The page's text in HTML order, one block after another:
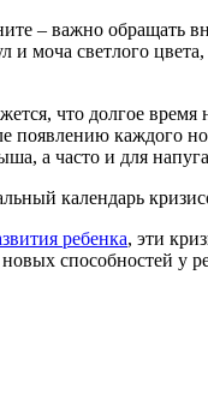
– важно обращать
светлого
что долгое
каждого
а часто и для
календарь
ребенка, эти
способностей